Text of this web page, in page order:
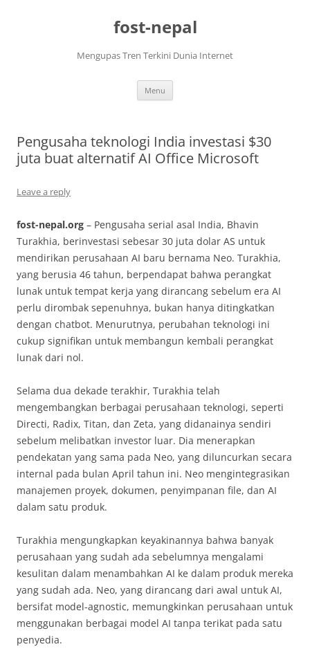
fost-nepal
Mengupas Tren Terkini Dunia Internet
Menu
Pengusaha teknologi India investasi $30
juta buat alternatif AI Office Microsoft
Leave a reply
fost-nepal.org – Pengusaha serial asal India, Bhavin
Turakhia, berinvestasi sebesar 30 juta dolar AS untuk
mendirikan perusahaan AI baru bernama Neo. Turakhia,
yang berusia 46 tahun, berpendapat bahwa perangkat
lunak untuk tempat kerja yang dirancang sebelum era AI
perlu dirombak sepenuhnya, bukan hanya ditingkatkan
dengan chatbot. Menurutnya, perubahan teknologi ini
cukup signifikan untuk membangun kembali perangkat
lunak dari nol.
Selama dua dekade terakhir, Turakhia telah
mengembangkan berbagai perusahaan teknologi, seperti
Directi, Radix, Titan, dan Zeta, yang didanainya sendiri
sebelum melibatkan investor luar. Dia menerapkan
pendekatan yang sama pada Neo, yang diluncurkan secara
internal pada bulan April tahun ini. Neo mengintegrasikan
manajemen proyek, dokumen, penyimpanan file, dan AI
dalam satu produk.
Turakhia mengungkapkan keyakinannya bahwa banyak
perusahaan yang sudah ada sebelumnya mengalami
kesulitan dalam menambahkan AI ke dalam produk mereka
yang sudah ada. Neo, yang dirancang dari awal untuk AI,
bersifat model-agnostic, memungkinkan perusahaan untuk
menggunakan berbagai model AI tanpa terikat pada satu
penyedia.